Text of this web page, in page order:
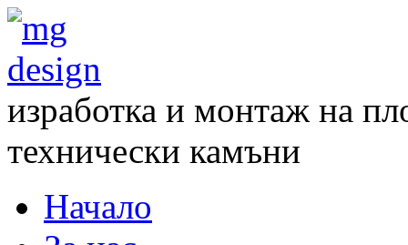
изработка и монтаж на
технически камъни
Начало